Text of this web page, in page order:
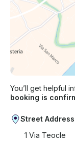
You’ll get helpful
booking is
Street
1 Via Teocle